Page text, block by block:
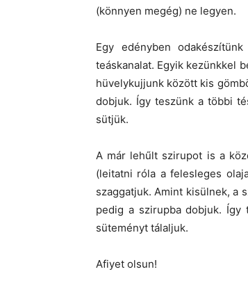
(könnyen megég) ne legyen.
Egy edényben
teáskanalat. Egyik kezünkkel
hüvelykujjunk között kis
dobjuk. Így teszünk a többi
sütjük.
A már lehűlt szirupot is a
(leitatni róla a felesleges
szaggatjuk. Amint kisülnek, a
pedig a szirupba dobjuk. Így
süteményt tálaljuk.
Afiyet olsun!